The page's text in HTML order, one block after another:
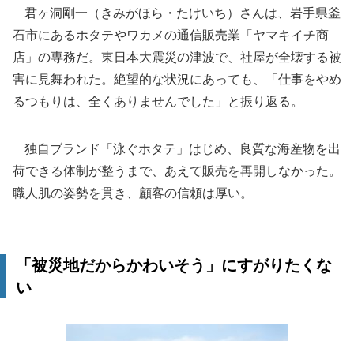
君ヶ洞剛一（きみがほら・たけいち）さんは、岩手県釜
石市にあるホタテやワカメの通信販売業「ヤマキイチ商
店」の専務だ。東日本大震災の津波で、社屋が全壊する被
害に見舞われた。絶望的な状況にあっても、「仕事をやめ
るつもりは、全くありませんでした」と振り返る。
独自ブランド「泳ぐホタテ」はじめ、良質な海産物を出
荷できる体制が整うまで、あえて販売を再開しなかった。
職人肌の姿勢を貫き、顧客の信頼は厚い。
「被災地だからかわいそう」にすがりたくな
い